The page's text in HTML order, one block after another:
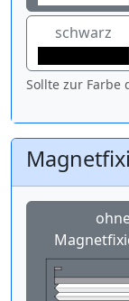
schwarz
Sollte zur Farbe